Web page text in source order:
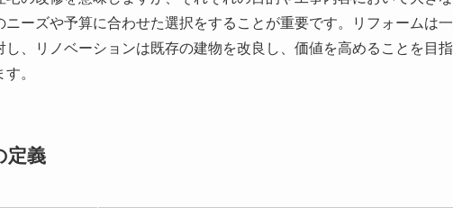
ーズや予算に合わせた選択をすることが重要です。リフォームは一
、リノベーションは既存の建物を改良し、価値を高めることを目指
。
定義